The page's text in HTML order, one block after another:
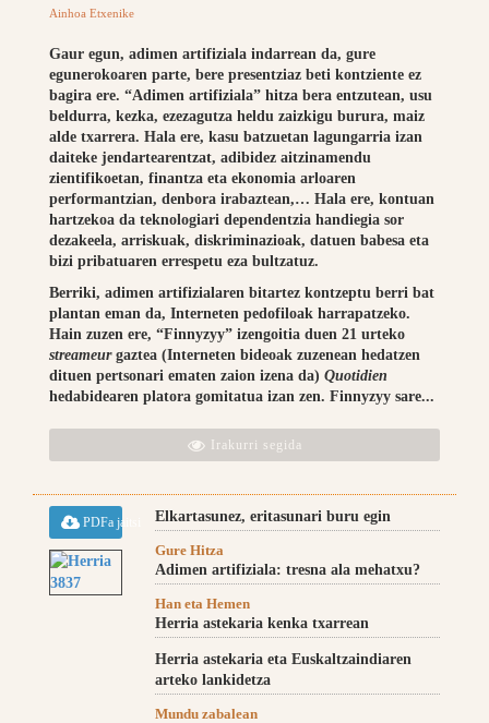
Ainhoa Etxenike
Gaur egun, adimen artifiziala indarrean da, gure
egunerokoaren parte, bere presentziaz beti kontziente ez
bagira ere. “Adimen artifiziala” hitza bera entzutean, usu
beldurra, kezka, ezezagutza heldu zaizkigu burura, maiz
alde txarrera. Hala ere, kasu batzuetan lagungarria izan
daiteke jendartearentzat, adibidez aitzinamendu
zientifikoetan, finantza eta ekonomia arloaren
performantzian, denbora irabaztean,… Hala ere, kontuan
hartzekoa da teknologiari dependentzia handiegia sor
dezakeela, arriskuak, diskriminazioak, datuen babesa eta
bizi pribatuaren errespetu eza bultzatuz.
Berriki, adimen artifizialaren bitartez kontzeptu berri bat
plantan eman da, Interneten pedofiloak harrapatzeko.
Hain zuzen ere, “Finnyzyy” izengoitia duen 21 urteko
streameurgaztea (Interneten bideoak zuzenean hedatzen
dituen pertsonari ematen zaion izena da) Quotidien
hedabidearen platora gomitatua izan zen. Finnyzyy sare...
Irakurri segida
PDFa jaitsi Elkartasunez, eritasunari buru egin
Gure Hitza
Adimen artifiziala: tresna ala mehatxu?
Han eta Hemen
Herria astekaria kenka txarrean
Herria astekaria eta Euskaltzaindiaren
arteko lankidetza
Mundu zabalean